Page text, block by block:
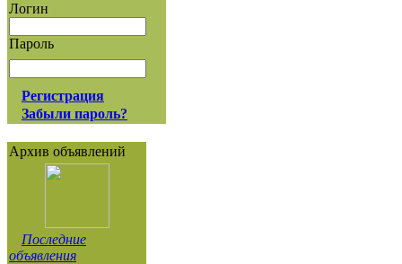
Логин
Пароль
Регистрация
Забыли пароль?
Архив объявлений
Последние
объявления